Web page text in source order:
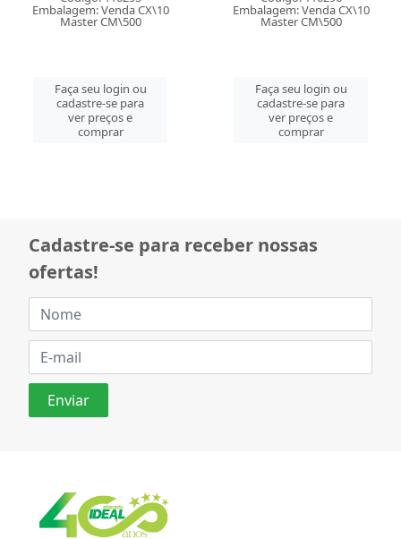
Embalagem: Venda CX\10
Master CM\500
Faça seu login ou
cadastre-se para
ver preços e
comprar
Embalagem: Venda CX\10
Master CM\500
Faça seu login ou
cadastre-se para
ver preços e
comprar
Cadastre-se para receber nossas
ofertas!